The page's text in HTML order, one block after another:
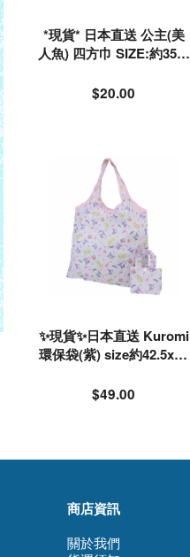
*現貨* 日本直送 公主(美
人魚) 四方巾 SIZE:約35*3
$20.00
✨現貨✨日本直送 Kuromi
環保袋(紫) size約42.5x34
$49.00
商店資訊
關於我們